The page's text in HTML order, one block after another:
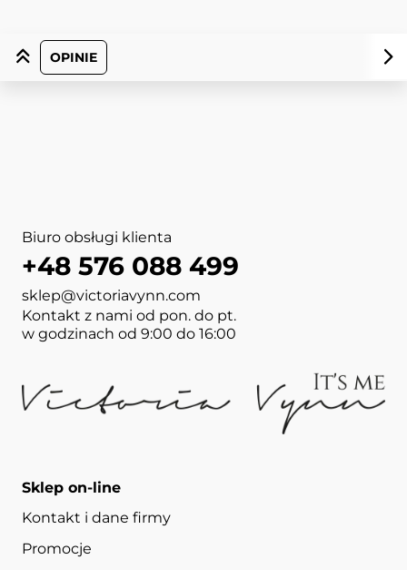
OPINIE
Biuro obsługi klienta
+48 576 088 499
sklep@victoriavynn.com
Kontakt z nami od pon. do pt.
w godzinach od 9:00 do 16:00
Sklep on-line
Kontakt i dane firmy
Promocje